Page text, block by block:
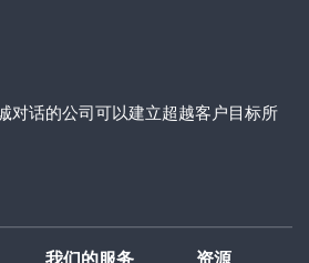
对话的公司可以建立超越客户目标所